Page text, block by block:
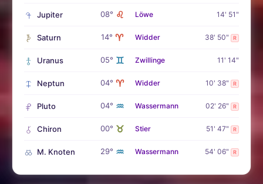
Jupiter 08° ♌ Löwe 14' 51"
Saturn 14° ♈ Widder 38' 50" R
Uranus 05° ♊ Zwillinge 11' 14"
Neptun 04° ♈ Widder 10' 38" R
Pluto 04° ♒ Wassermann 02' 26" R
Chiron 00° ♉ Stier 51' 47" R
M. Knoten 29° ♒ Wassermann 54' 06" R